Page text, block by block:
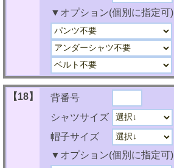
▼オプション(個別に指定可)
【18】
背番号
シャツサイズ
帽子サイズ
▼オプション(個別に指定可)